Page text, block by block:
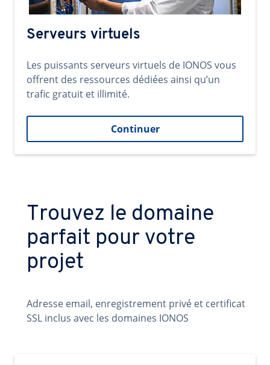
Serveurs virtuels
Les puissants serveurs virtuels de IONOS vous
offrent des ressources dédiées ainsi qu’un
trafic gratuit et illimité.
Continuer
Trouvez le domaine
parfait pour votre
projet
Adresse email, enregistrement privé et certificat
SSL inclus avec les domaines IONOS